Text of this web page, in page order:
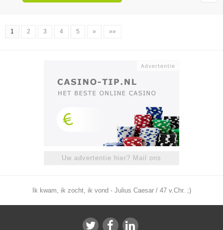
1 2 3 4 5 » »»
Uw advertentie hier? Mail ons
Ik kwam, ik zocht, ik vond - Julius Caesar / 47 v.Chr. ;)